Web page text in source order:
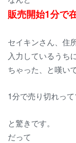
販売開始1分で
セイキンさん、住
入力しているうち
ちゃった、と嘆い
1分で売り切れって
と驚きです。
だって